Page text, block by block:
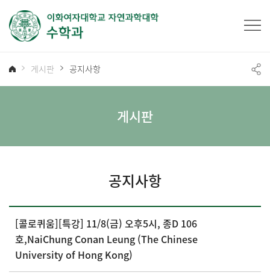
게시판 공지사항
게시판
공지사항
[콜로퀴움][특강] 11/8(금) 오후5시, 종D 106
호,NaiChung Conan Leung (The Chinese
University of Hong Kong)